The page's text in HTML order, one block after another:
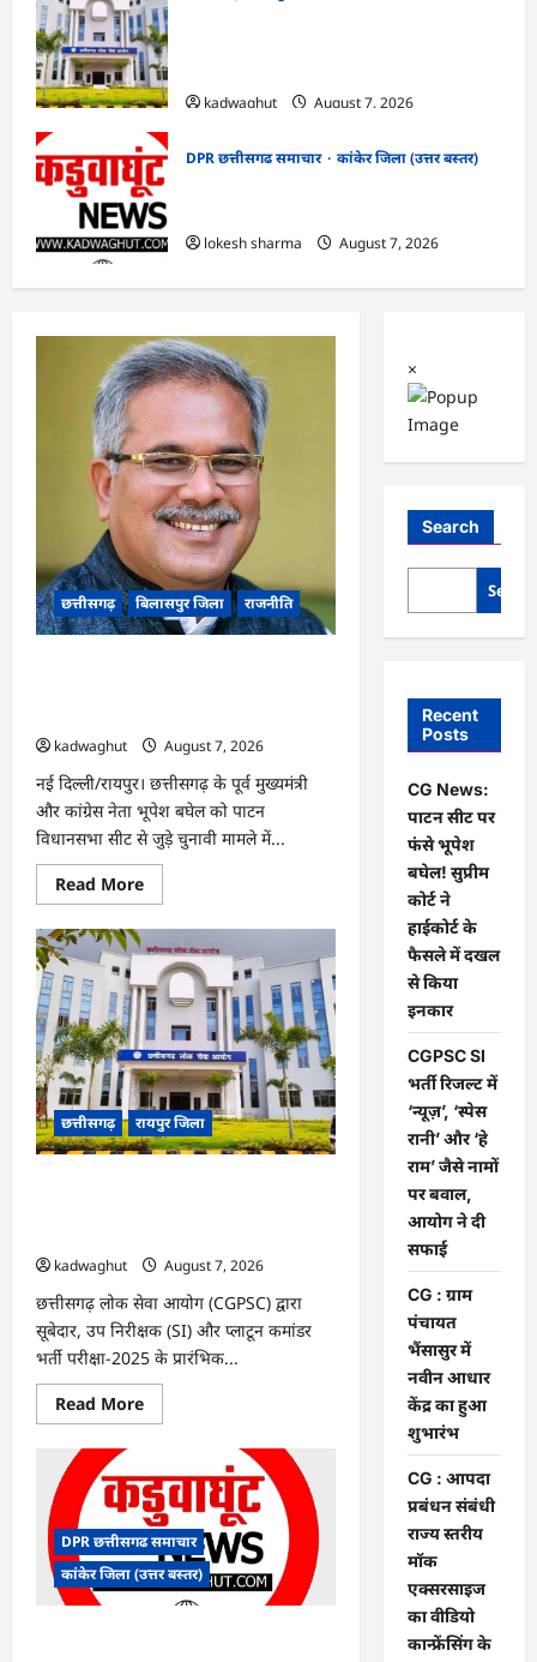
kadwaghut
August 7, 2026
DPR छत्तीसगढ समाचार
कांकेर जिला (उत्तर बस्तर)
lokesh sharma
August 7, 2026
छत्तीसगढ़ बिलासपुर जिला राजनीति
kadwaghut
August 7, 2026
नई दिल्ली/रायपुर। छत्तीसगढ़ के पूर्व मुख्यमंत्री
और कांग्रेस नेता भूपेश बघेल को पाटन
विधानसभा सीट से जुड़े चुनावी मामले में...
Read MoreRead
more
CG
News:
पाटन
सीट
पर
फंसे
भूपेश
बघेल!
सुप्रीम
कोर्ट
ने
हाईकोर्ट
के
फैसले
छत्तीसगढ़ रायपुर जिला
kadwaghut
August 7, 2026
छत्तीसगढ़ लोक सेवा आयोग (CGPSC) द्वारा
सूबेदार, उप निरीक्षक (SI) और प्लाटून कमांडर
भर्ती परीक्षा-2025 के प्रारंभिक...
Read MoreRead
more
SI
भर्ती
रिजल्ट
में
‘न्यूज़’,
‘स्पेस
रानी’
और
DPR छत्तीसगढ समाचार
कांकेर जिला (उत्तर बस्तर)
×
Search
Recent
Posts
CG News:
पाटन सीट पर
फंसे भूपेश
बघेल! सुप्रीम
कोर्ट ने
हाईकोर्ट के
फैसले में दखल
से किया
इनकार
CGPSC SI
भर्ती रिजल्ट में
‘न्यूज़’, ‘स्पेस
रानी’ और ‘हे
राम’ जैसे नामों
पर बवाल,
आयोग ने दी
सफाई
CG : ग्राम
पंचायत
भैंसासुर में
नवीन आधार
केंद्र का हुआ
शुभारंभ
CG : आपदा
प्रबंधन संबंधी
राज्य स्तरीय
मॉक
एक्सरसाइज
का वीडियो
कान्फ्रेंसिंग के